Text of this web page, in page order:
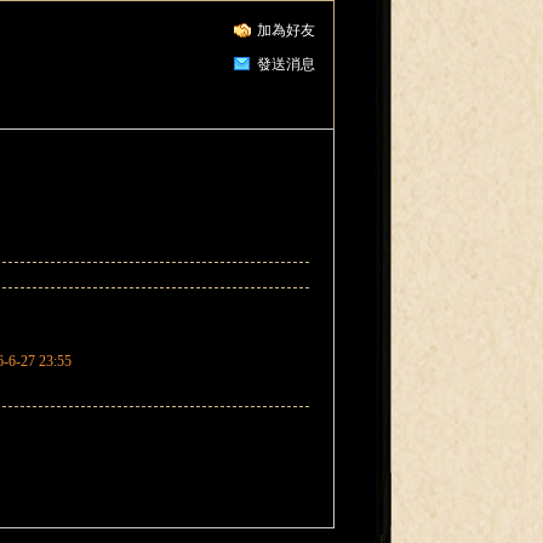
加為好友
發送消息
6-27 23:55